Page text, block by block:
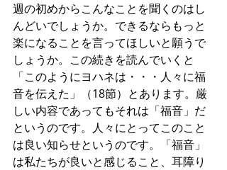
週の初めからこんなことを聞くのはし
んどいでしょうか。できるならもっと
楽になることを言ってほしいと願うで
しょうか。この続きを読んでいくと
「このようにヨハネは・・・人々に福
音を伝えた」（18節）とあります。厳
しい内容であってもそれは「福音」だ
というのです。人々にとってこのこと
は良い知らせというのです。「福音」
は私たちが良いと感じること、耳障り